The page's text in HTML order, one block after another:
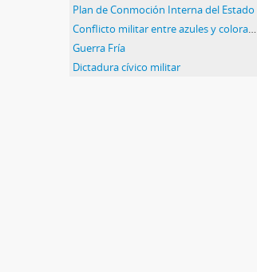
Plan de Conmoción Interna del Estado
Guerra Fría
Dictadura cívico militar